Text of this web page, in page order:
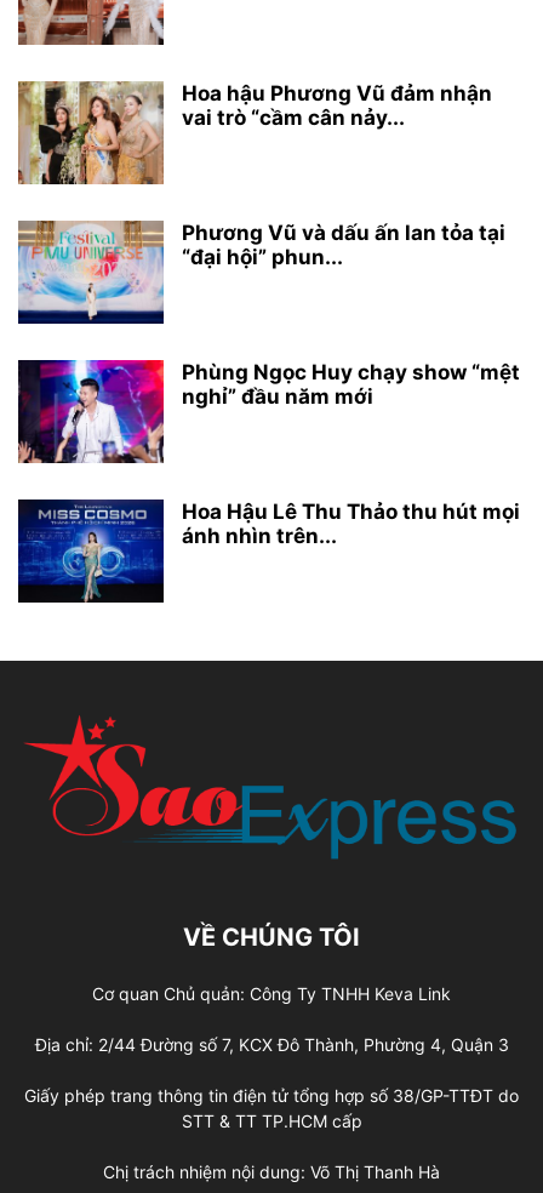
Hoa hậu Phương Vũ đảm nhận
vai trò “cầm cân nảy...
Phương Vũ và dấu ấn lan tỏa tại
“đại hội” phun...
Phùng Ngọc Huy chạy show “mệt
nghỉ” đầu năm mới
Hoa Hậu Lê Thu Thảo thu hút mọi
ánh nhìn trên...
VỀ CHÚNG TÔI
Cơ quan Chủ quản: Công Ty TNHH Keva Link
Địa chỉ: 2/44 Đường số 7, KCX Đô Thành, Phường 4, Quận 3
Giấy phép trang thông tin điện tử tổng hợp số 38/GP-TTĐT do
STT & TT TP.HCM cấp
Chị trách nhiệm nội dung: Võ Thị Thanh Hà